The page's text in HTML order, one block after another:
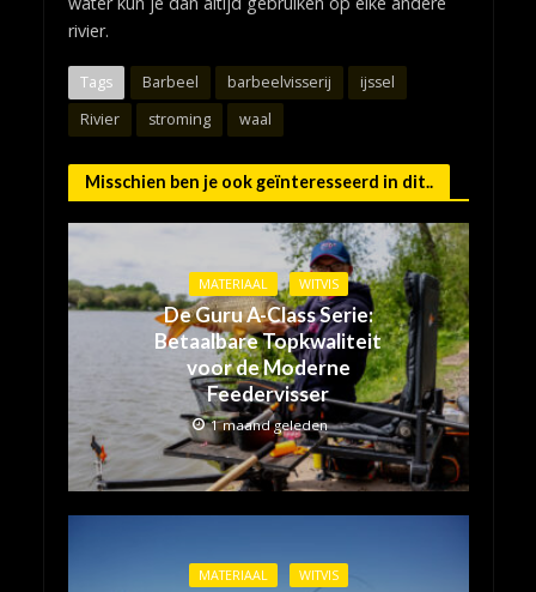
rivier.
Tags Barbeel barbeelvisserij
ijssel
Rivier
stroming waal
Misschien ben je ook geïnteresseerd in dit..
MATERIAAL WITVIS
De Guru A-Class Serie:
Betaalbare Topkwaliteit
voor de Moderne
Feedervisser
1 maand geleden
MATERIAAL WITVIS